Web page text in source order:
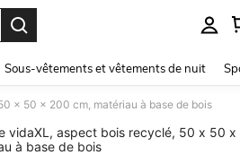
Sous-vêtements et vêtements de nuit
x 50 x 200 cm, matériau à base de bois
vidaXL, aspect bois recyclé, 50 x 50 x
à base de bois